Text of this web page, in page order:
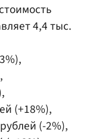
4,4 тыс.
(+18%),
(-2%),